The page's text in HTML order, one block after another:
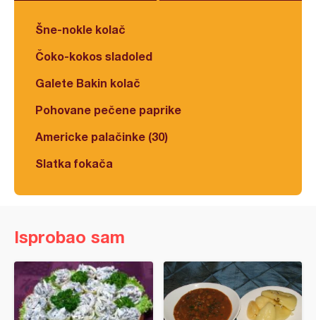
Šne-nokle kolač
Čoko-kokos sladoled
Galete Bakin kolač
Pohovane pečene paprike
Americke palačinke (30)
Slatka fokača
Isprobao sam